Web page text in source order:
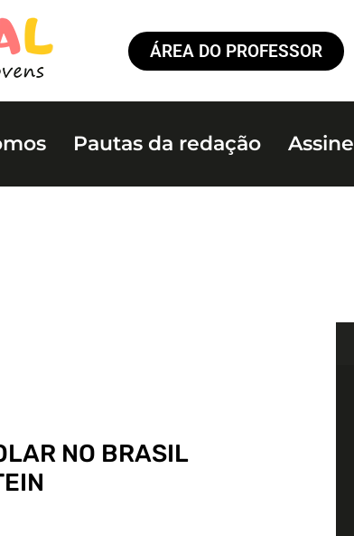
ÁREA DO PROFESSOR
Pautas da redação Assine
NO BRASIL